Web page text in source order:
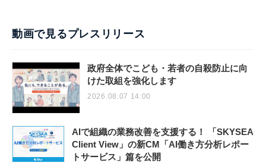
動画で見るプレスリリース
政府全体でこども・若者の自殺防止に向
けた取組を強化します
2026.08.07 14:00
AIで組織の業務改善を支援する！ 「SKYSEA
Client View」の新CM「AI働き方分析レポー
トサービス」篇を公開